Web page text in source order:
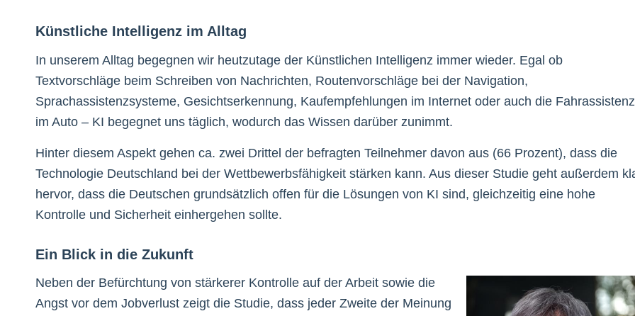
Künstliche Intelligenz im Alltag
In unserem Alltag begegnen wir heutzutage der Künstlichen Intelligenz immer wieder. Egal ob
Textvorschläge beim Schreiben von Nachrichten, Routenvorschläge bei der Navigation,
Sprachassistenzsysteme, Gesichtserkennung, Kaufempfehlungen im Internet oder auch die Fahrassistenz
im Auto – KI begegnet uns täglich, wodurch das Wissen darüber zunimmt.
Hinter diesem Aspekt gehen ca. zwei Drittel der befragten Teilnehmer davon aus (66 Prozent), dass die
Technologie Deutschland bei der Wettbewerbsfähigkeit stärken kann. Aus dieser Studie geht außerdem
hervor, dass die Deutschen grundsätzlich offen für die Lösungen von KI sind, gleichzeitig eine hohe
Kontrolle und Sicherheit einhergehen sollte.
Ein Blick in die Zukunft
Neben der Befürchtung von stärkerer Kontrolle auf der Arbeit sowie die
Angst vor dem Jobverlust zeigt die Studie, dass jeder Zweite der Meinung